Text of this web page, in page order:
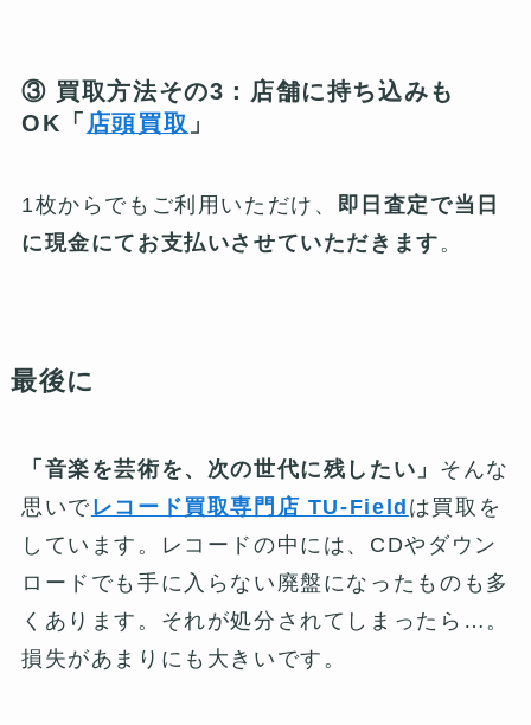
③ 買取方法その3：店舗に持ち込みも
OK「 店頭買取 」
1枚からでもご利用いただけ、 即日査定で当日
に現金にてお支払いさせていただきます。
最後に
「音楽を芸術を、次の世代に残したい」 そんな
思いでレコード買取専門店 TU-Field は買取を
しています。レコードの中には、CDやダウン
ロードでも手に入らない廃盤になったものも多
くあります。それが処分されてしまったら…。
損失があまりにも大きいです。